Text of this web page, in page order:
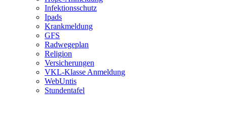
Infektionsschutz
Ipads
Krankmeldung
GFS
Radwegeplan
Religion
Versicherungen
VKL-Klasse Anmeldung
WebUntis
Stundentafel